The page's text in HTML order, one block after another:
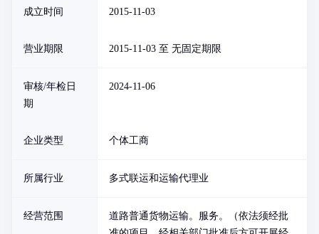
成立时间 2015-11-03
营业期限 2015-11-03 至 无固定期限
审核/年检日
期
2024-11-06
企业类型 个体工商
所属行业 多式联运和运输代理业
经营范围
道路普通货物运输。服务。（依法须经批